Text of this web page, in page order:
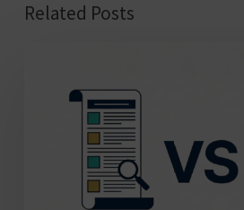
Related Posts
Shortform-